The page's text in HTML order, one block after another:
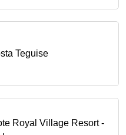
Teguise
Royal Village Resort -